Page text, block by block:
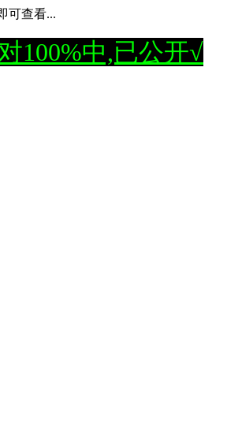
可查看...
100%中,已公开√